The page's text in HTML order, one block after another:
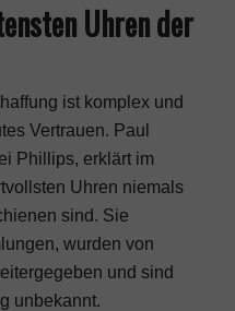
Uhren der
ist komplex und
Vertrauen. Paul
Phillips, erklärt im
Uhren niemals
sind. Sie
wurden von
und sind
unbekannt.